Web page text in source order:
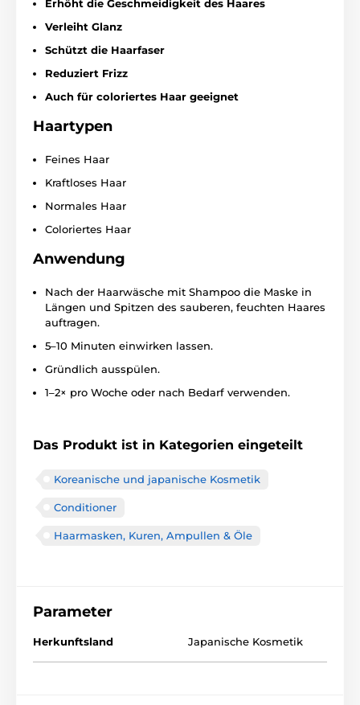
Erhöht die Geschmeidigkeit des Haares
Verleiht Glanz
Schützt die Haarfaser
Reduziert Frizz
Auch für coloriertes Haar geeignet
Haartypen
Feines Haar
Kraftloses Haar
Normales Haar
Coloriertes Haar
Anwendung
Nach der Haarwäsche mit Shampoo die Maske in
Längen und Spitzen des sauberen, feuchten Haares
auftragen.
5–10 Minuten einwirken lassen.
Gründlich ausspülen.
1–2× pro Woche oder nach Bedarf verwenden.
Das Produkt ist in Kategorien eingeteilt
Koreanische und japanische Kosmetik
Conditioner
Haarmasken, Kuren, Ampullen & Öle
Parameter
Herkunftsland Japanische Kosmetik